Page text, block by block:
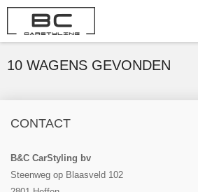
10 WAGENS GEVONDEN
CONTACT
B&C CarStyling bv
Steenweg op Blaasveld 102